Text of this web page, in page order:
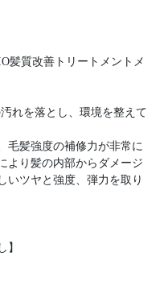
髪質改善トリートメントメ
れを落とし、環境を整えて
毛髪強度の補修力が非常に
より髪の内部からダメージ
いツヤと強度、弾力を取り
】